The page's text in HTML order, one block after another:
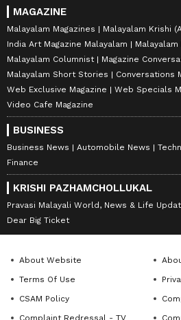
MAGAZINE
Malayalam Magazines
Malayalam Krishi
India Art Magazine Malayalam
Malayalam
Malayalam Columnist
Magazine
Malayalam Short Stories
Conversations
Web Exclusive Magazine
Web Specials
Video Cafe Magazine
BUSINESS
Business News Automobile News
Finance
KRISHI PAZHAMCHOLLUKAL
Pravasi Malayali World, News & Life
Dear Big Ticket
About Website
Terms Of Use
CSAM Policy
Complaint Redressal - TV